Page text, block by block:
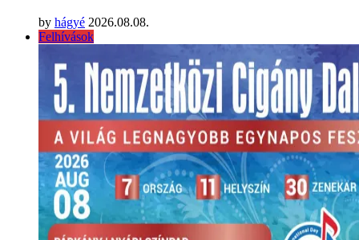
by hágyé 2026.08.08.
Felhívások